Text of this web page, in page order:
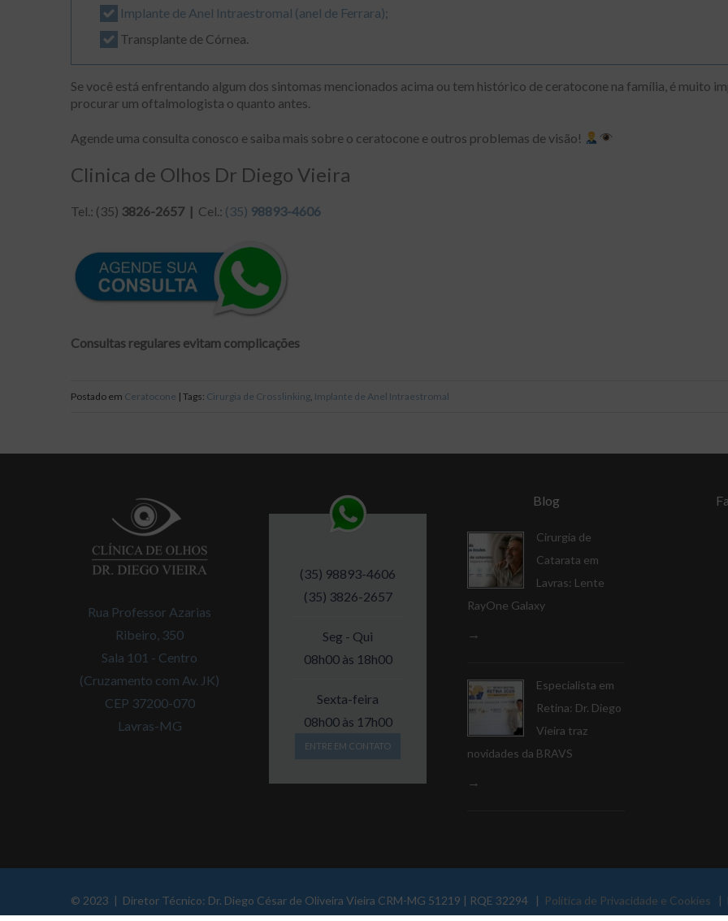
Implante de Anel Intraestromal (anel de Ferrara);
Transplante de Córnea.
Se você está enfrentando algum dos sintomas mencionados acima ou tem histórico de ceratocone na família, é muito
procurar um oftalmologista o quanto antes.
Agende uma consulta conosco e saiba mais sobre o ceratocone e outros problemas de visão!
Clinica de Olhos Dr Diego Vieira
Tel.: (35) 3826-2657 | Cel.: (35) 98893-4606
Consultas regulares evitam complicações
Postado em Ceratocone | Tags: Cirurgia de Crosslinking, Implante de Anel Intraestromal
Rua Professor Azarias
Ribeiro, 350
Sala 101 - Centro
(Cruzamento com Av. JK)
CEP 37200-070
Lavras-MG
(35) 98893-4606
(35) 3826-2657
Seg - Qui
08h00 às 18h00
Sexta-feira
08h00 às 17h00
ENTRE EM CONTATO
Blog
Cirurgia de
Catarata em
Lavras: Lente
RayOne Galaxy
Especialista em
Retina: Dr. Diego
Vieira traz
novidades da BRAVS
© 2023 | Diretor Técnico: Dr. Diego César de Oliveira Vieira CRM-MG 51219 | RQE 32294 | Política de Privacidade e Cookies |